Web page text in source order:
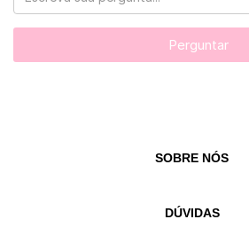
Perguntar
SOBRE NÓS
DÚVIDAS